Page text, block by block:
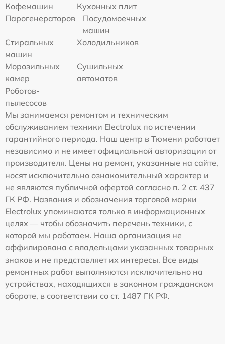
Кофемашин
Кухонных плит
Парогенераторов
Посудомоечных
машин
Стиральных
машин
Холодильников
Морозильных
камер
Сушильных
автоматов
Роботов-
пылесосов
Мы занимаемся ремонтом и техническим
обслуживанием техники Electrolux по истечении
гарантийного периода. Наш центр в Тюмени работает
независимо и не имеет официальной авторизации от
производителя. Цены на ремонт, указанные на сайте,
носят исключительно ознакомительный характер и
не являются публичной офертой согласно п. 2 ст. 437
ГК РФ. Названия и обозначения торговой марки
Electrolux упоминаются только в информационных
целях — чтобы обозначить перечень техники, с
которой мы работаем. Наша организация не
аффилирована с владельцами указанных товарных
знаков и не представляет их интересы. Все виды
ремонтных работ выполняются исключительно на
устройствах, находящихся в законном гражданском
обороте, в соответствии со ст. 1487 ГК РФ.